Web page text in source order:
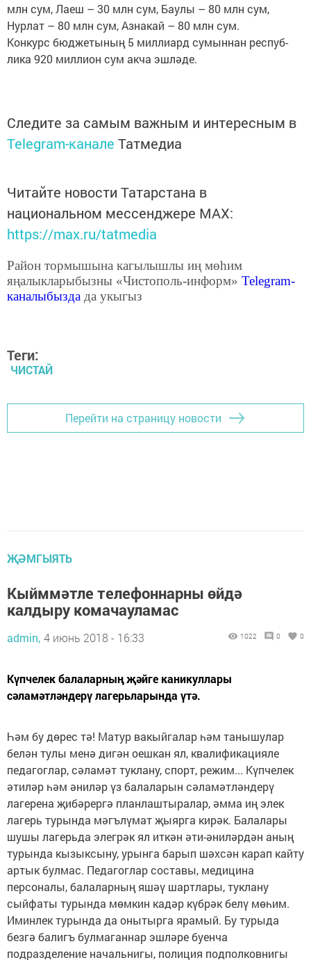
млн сум, Лаеш – 30 млн сум, Баулы – 80 млн сум,
Нурлат – 80 млн сум, Азнакай – 80 млн сум.
Конкурс бюджетының 5 миллиард сумыннан респуб­
лика 920 миллион сум акча эшләде.
Следите за самым важным и интересным в
Telegram-канале Татмедиа
Читайте новости Татарстана в
национальном мессенджере MАХ:
https://max.ru/tatmedia
Район тормышына кагылышлы иң мөһим
яңалыкларыбызны «Чистополь-информ» Telegram-
каналыбызда да укыгыз
Теги:
ЧИСТАЙ
Перейти на страницу новости
ҖӘМГЫЯТЬ
Кыйммәтле телефоннарны өйдә
калдыру комачауламас
admin, 4 июнь 2018 - 16:33 1022 0 0
Күпчелек балаларның җәйге каникуллары
сәламәтләндерү лагерьларында үтә.
Һәм бу дөрес тә! Матур вакыйгалар һәм танышулар
белән тулы менә дигән оешкан ял, квалификацияле
педагоглар, сәламәт туклану, спорт, режим... Күпчелек
әтиләр һәм әниләр үз балаларын сәламәтләндерү
лагерена җибәрергә планлаштыралар, әмма иң элек
лагерь турында мәгълүмат җыярга кирәк. Балалары
шушы лагерьда элегрәк ял иткән әти-әниләрдән аның
турында кызыксыну, урынга барып шәхсән карап кайту
артык булмас. Педагоглар составы, медицина
персоналы, балаларның яшәү шартлары, туклану
сыйфаты турында мөмкин кадәр күбрәк белү мөһим.
Иминлек турында да онытырга ярамый. Бу турыда
безгә балигъ булмаганнар эшләре буенча
подразделение начальнигы, полиция подполковнигы